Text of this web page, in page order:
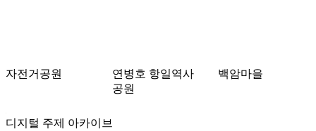
자전거공원
연병호 항일역사
공원
백암마을
디지털 주제 아카이브